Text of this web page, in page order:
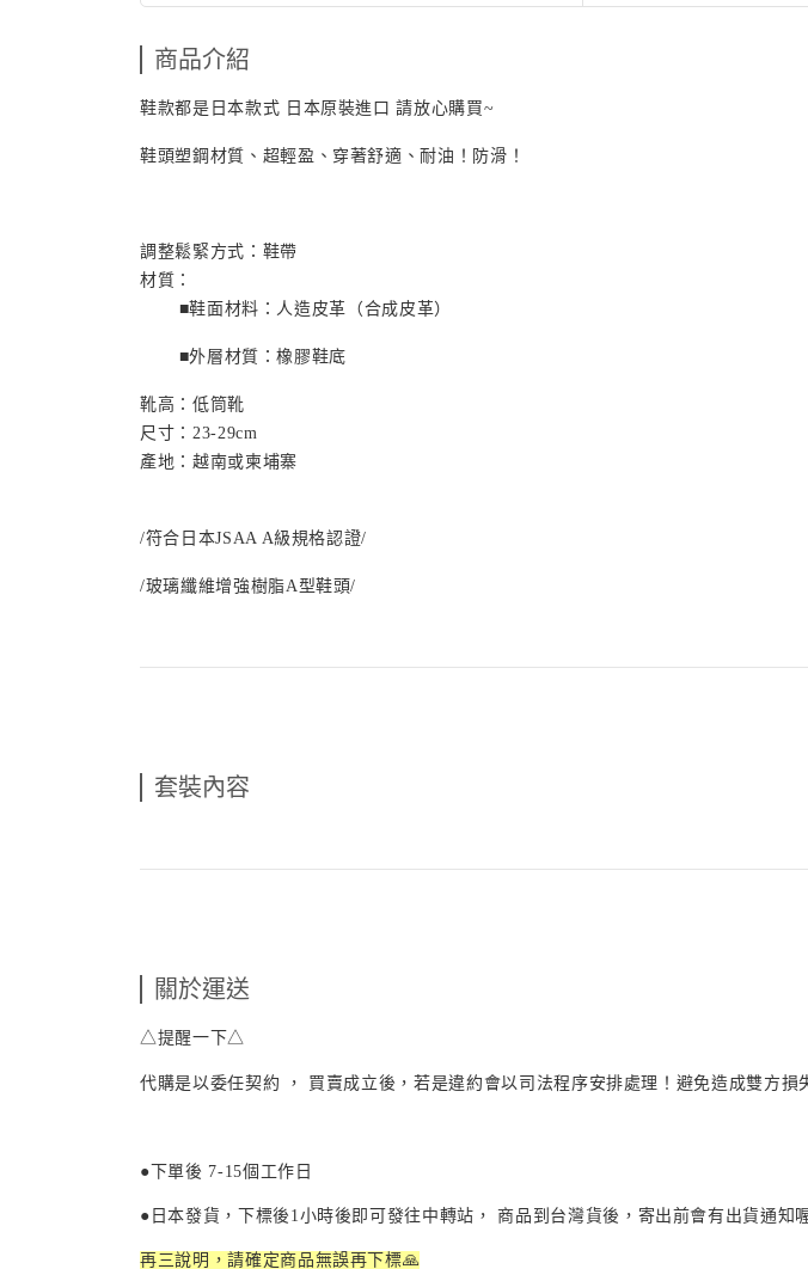
商品介紹
鞋款都是日本款式 日本原裝進口 請放心購買~
鞋頭塑鋼材質、超輕盈、穿著舒適、耐油！防滑！
調整鬆緊方式：鞋帶
材質：
■鞋面材料：人造皮革（合成皮革）
■外層材質：橡膠鞋底
靴高：低筒靴
尺寸： 23-29cm
產地：越南或柬埔寨
/符合日本JSAA A級規格認證/
/玻璃纖維增強樹脂A型鞋頭/
套裝內容
關於運送
△提醒一下△
代購是以委任契約 ， 買賣成立後，若是違約會以司法程序安排處理！避免造成雙
●下單後 7-15個工作日
●日本發貨，下標後1小時後即可發往中轉站， 商品到台灣貨後，寄出前會有出貨通知
再三說明，請確定商品無誤再下標🙏